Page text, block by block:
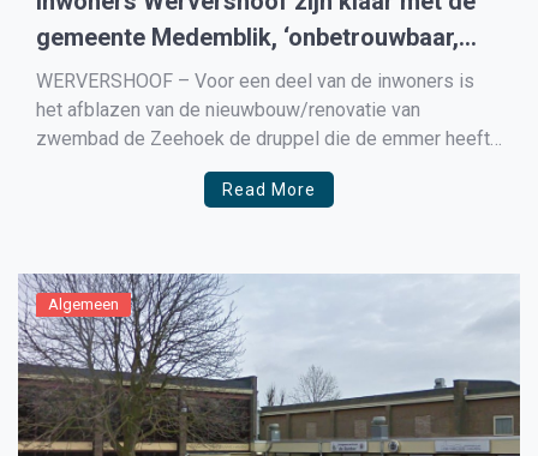
gemeente Medemblik, ‘onbetrouwbaar,
leugenaars, nooit moeten gaan fuseren’
WERVERSHOOF – Voor een deel van de inwoners is
het afblazen van de nieuwbouw/renovatie van
zwembad de Zeehoek de druppel die de emmer heeft
doen laten overlopen. ‘We hadden nooit met Medemblik
moeten gaan fuseren, wij betalen nu de rekening, het
Read More
Algemeen